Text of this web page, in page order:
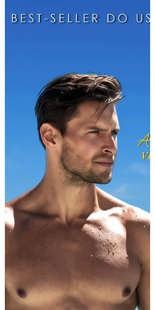
A Girafa e a Abelha
A Girafa tem um grande sonho: sair do
zoológico e conhecer o mundo. E sabe
quem vai acompanhá-la nessa jornada?
Uma abelhinha muito, muito agitada.
Juntas, as duas partem em uma aventura
emocionante. Passeiam pelo campo e pela
cidade, descobrindo coisas incríveis e
curiosas por onde caminham (e voam!).
Crianças e adultos vão se encantar com
esta história cheia de cores que fala sobre
amizade, curiosidades e a alegria de
encontrar um lugar no mundo. Compre o
seu aqui: https://